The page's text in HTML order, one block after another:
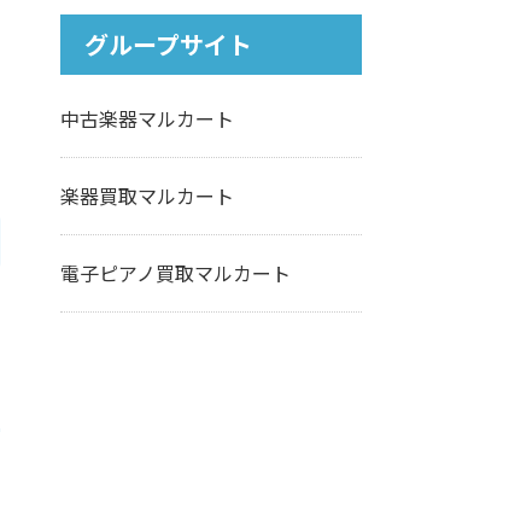
グループサイト
中古楽器マルカート
楽器買取マルカート
電子ピアノ買取マルカート